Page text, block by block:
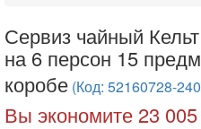
Сервиз чайный
на 6 персон 15
коробе (Код: 52160728-
Вы экономите 23